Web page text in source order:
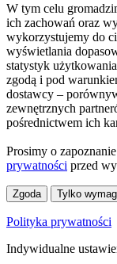
W tym celu
ich zachowań oraz
wykorzystujemy do
wyświetlania
statystyk
zgodą i pod
dostawcy –
zewnętrznych
pośrednictwem ich
Prosimy o
prywatności przed
Zgoda Tylko
Polityka prywatności
Indywidualne